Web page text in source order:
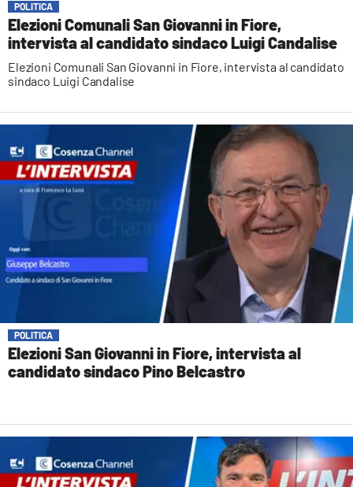
POLITICA
Elezioni Comunali San Giovanni in Fiore,
intervista al candidato sindaco Luigi Candalise
Elezioni Comunali San Giovanni in Fiore, intervista al candidato
sindaco Luigi Candalise
POLITICA
Elezioni San Giovanni in Fiore, intervista al
candidato sindaco Pino Belcastro